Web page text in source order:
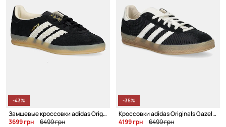
-43%
Замшевые кроссовки adidas Originals Gazelle Indoor
3699 грн
6499 грн
-35%
Кроссовки adidas Originals Gazelle Indoor Pro
4199 грн
6499 грн